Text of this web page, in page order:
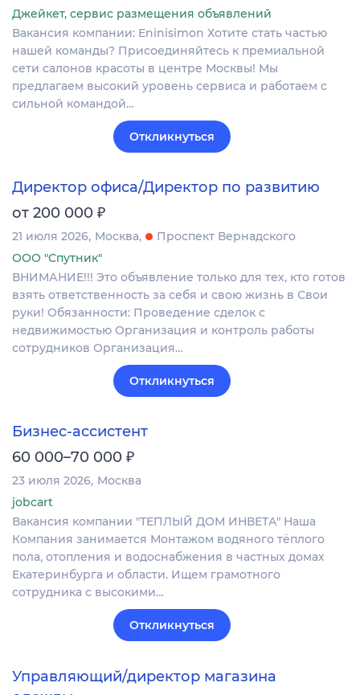
Джейкет, сервис размещения объявлений
Вакансия компании: Eninisimon Хотите стать частью
нашей команды? Присоединяйтесь к премиальной
сети салонов красоты в центре Москвы! Мы
предлагаем высокий уровень сервиса и работаем с
сильной командой…
Откликнуться
Директор офиса/Директор по развитию
от 200 000 ₽
21 июля 2026 Москва
Проспект Вернадского
ООО "Спутник"
ВНИМАНИЕ!!! Это объявление только для тех, кто готов
взять ответственность за себя и свою жизнь в Свои
руки! Обязанности: Проведение сделок с
недвижимостью Организация и контроль работы
сотрудников Организация…
Откликнуться
Бизнес-ассистент
60 000–70 000 ₽
23 июля 2026 Москва
jobcart
Вакансия компании "ТЕПЛЫЙ ДОМ ИНВЕТА" Наша
Компания занимается Монтажом водяного тёплого
пола, отопления и водоснабжения в частных домах
Екатеринбурга и области. Ищем грамотного
сотрудника с высокими…
Откликнуться
Управляющий/директор магазина